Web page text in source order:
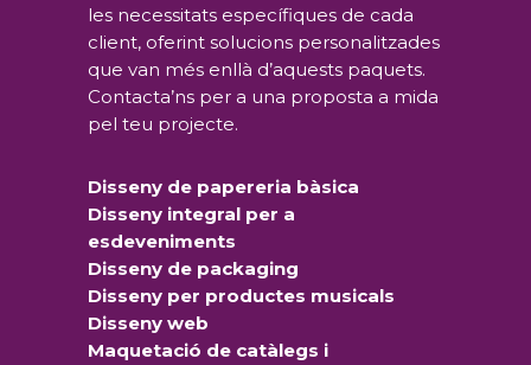
les necessitats específiques de cada
client, oferint solucions personalitzades
que van més enllà d’aquests paquets.
Contacta’ns per a una proposta a mida
pel teu projecte.
Disseny de papereria bàsica
Disseny integral per a
esdeveniments
Disseny de packaging
Disseny per productes musicals
Disseny web
Maquetació de catàlegs i